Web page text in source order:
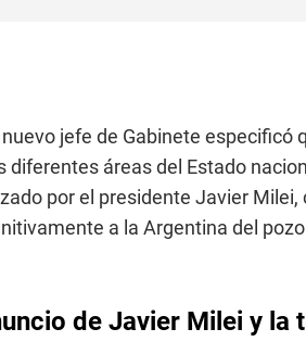
jefe de Gabinete especificó
áreas del Estado
por el presidente Javier
a la Argentina del
de Javier Milei y la